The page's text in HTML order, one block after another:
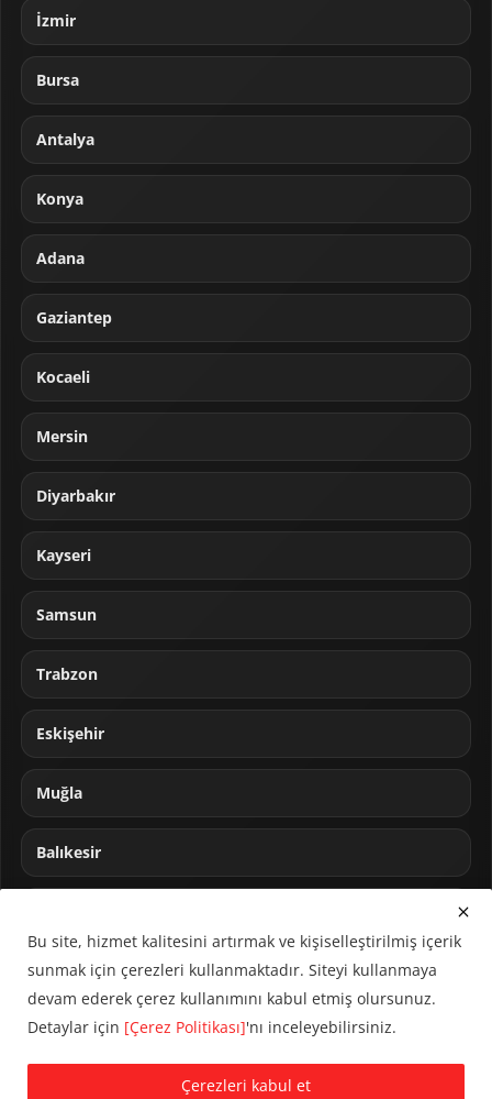
İzmir
Bursa
Antalya
Konya
Adana
Gaziantep
Kocaeli
Mersin
Diyarbakır
Kayseri
Samsun
Trabzon
Eskişehir
Muğla
Balıkesir
© 2024 CUMHA (Cumhur Haber Ajansı) Tüm hakları saklıdır.
Bu site, hizmet kalitesini artırmak ve kişiselleştirilmiş içerik
sunmak için çerezleri kullanmaktadır. Siteyi kullanmaya
devam ederek çerez kullanımını kabul etmiş olursunuz.
Detaylar için [Çerez Politikası]'nı inceleyebilirsiniz.
Çerezleri kabul et